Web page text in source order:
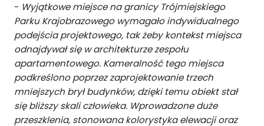
- Wyjątkowe miejsce na granicy Trójmiejskiego
Parku Krajobrazowego wymagało indywidualnego
podejścia projektowego, tak żeby kontekst miejsca
odnajdywał się w architekturze zespołu
apartamentowego. Kameralność tego miejsca
podkreślono poprzez zaprojektowanie trzech
mniejszych brył budynków, dzięki temu obiekt stał
się bliższy skali człowieka. Wprowadzone duże
przeszklenia, stonowana kolorystyka elewacji oraz